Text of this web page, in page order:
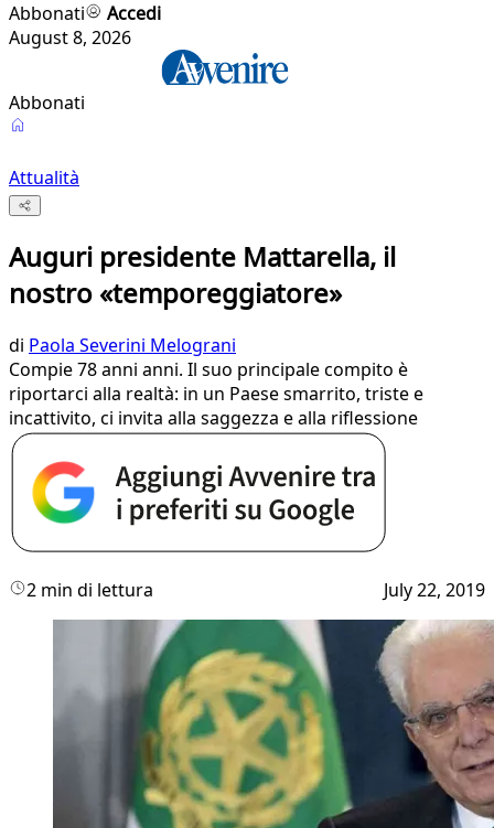
Abbonati
Accedi
August 8, 2026
Abbonati
Attualità
Auguri presidente Mattarella, il
nostro «temporeggiatore»
di Paola Severini Melograni
Compie 78 anni anni. Il suo principale compito è
riportarci alla realtà: in un Paese smarrito, triste e
incattivito, ci invita alla saggezza e alla riflessione
2 min di lettura July 22, 2019